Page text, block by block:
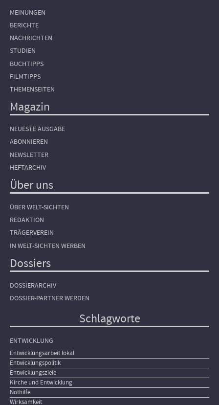
MEINUNGEN
BERICHTE
NACHRICHTEN
STUDIEN
BUCHTIPPS
FILMTIPPS
THEMENSEITEN
Magazin
NEUESTE AUSGABE
ABONNIEREN
NEWSLETTER
HEFTARCHIV
Über uns
ÜBER WELT-SICHTEN
REDAKTION
TRÄGERVEREIN
IN WELT-SICHTEN WERBEN
Dossiers
DOSSIERARCHIV
DOSSIER-PARTNER WERDEN
Schlagworte
ENTWICKLUNG
Entwicklungsarbeit lokal
Entwicklungspolitik
Entwicklungsziele
Kirche und Entwicklung
Nothilfe
Wirksamkeit